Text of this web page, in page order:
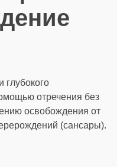
отречения без
освобождения от
(сансары).